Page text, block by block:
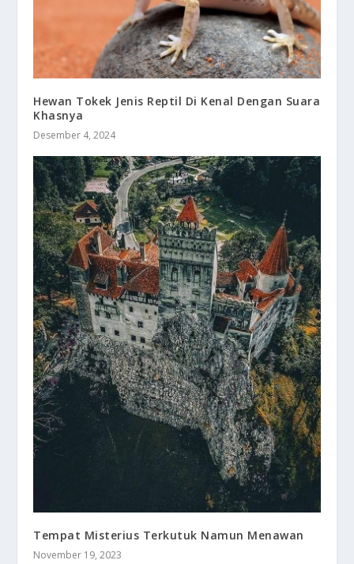
Hewan Tokek Jenis Reptil Di Kenal Dengan Suara
Khasnya
Desember 4, 2024
Tempat Misterius Terkutuk Namun Menawan
November 19, 2023